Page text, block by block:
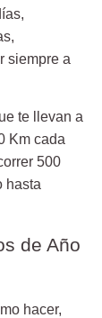
siempre a
te llevan a
Km cada
500
hasta
de Año
hacer,